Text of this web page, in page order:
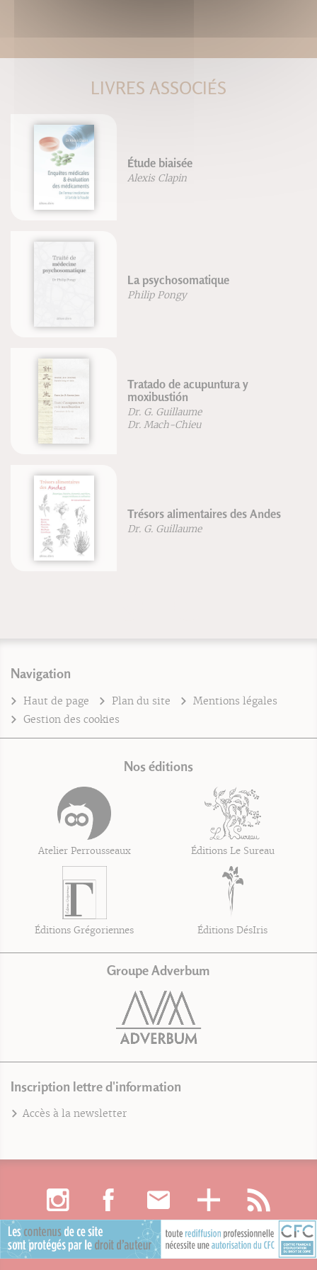
LIVRES ASSOCIÉS
Étude biaisée
Alexis Clapin
La psychosomatique
Philip Pongy
Tratado de acupuntura y
moxibustión
Dr. G. Guillaume
Dr. Mach-Chieu
Trésors alimentaires des Andes
Dr. G. Guillaume
Navigation
Haut de page Plan du site
Mentions légales
Gestion des cookies
Nos éditions
Atelier Perrousseaux Éditions Le Sureau
Éditions Grégoriennes Éditions DésIris
Groupe Adverbum
Inscription lettre d'information
Accès à la newsletter